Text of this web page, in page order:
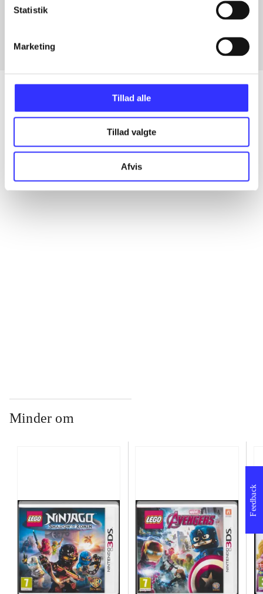
Statistik
Marketing
Tillad alle
Tillad valgte
Afvis
Fra
Alle registrerede artikler fordelt på udgivelser
Minder om
Feedback